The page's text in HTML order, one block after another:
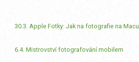
30.3. Apple Fotky: Jak na fotografie na Macu
6.4. Mistrovství fotografování mobilem